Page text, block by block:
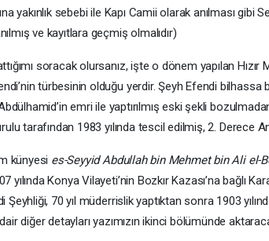
yakınlık sebebi ile Kapı Camii olarak anılması gibi
ve kayıtlara geçmiş olmalıdır)
soracak olursanız, işte o dönem yapılan
türbesinin olduğu yerdir. Şeyh Efendi
emri ile yaptırılmış eski şekli
tarafından 1983 yılında tescil edilmiş, 2. Derece
künyesi es-Seyyid Abdullah bin Mehmet bin Ali el-
yılında Konya Vilayeti’nin Bozkır Kazası’na bağlı
Şeyhliği, 70 yıl müderrislik yaptıktan sonra 1903
diğer detayları yazımızın ikinci bölümünde